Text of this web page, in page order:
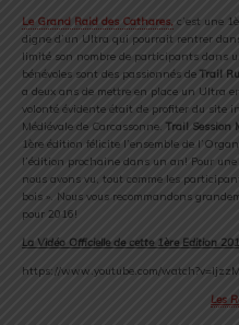
Le Grand Raid des Cathares, c’est une
digne d’un Ultra qui pourrait rentrer
limité son nombre de participants dans
bénévoles sont des passionnés de Trail
a deux ans de mettre en place un Ultra
volonté évidente était de profiter du site
Médiévale de Carcassonne. Trail Session
1ère édition félicite l’ensemble de
l’édition prochaine dans un an! Pour
nous avons vu, tout comme les
bois ». Nous vous recommandons
pour 2016!
La Vidéo Officielle de cette 1ère Edition
https://www.youtube.com/
Les